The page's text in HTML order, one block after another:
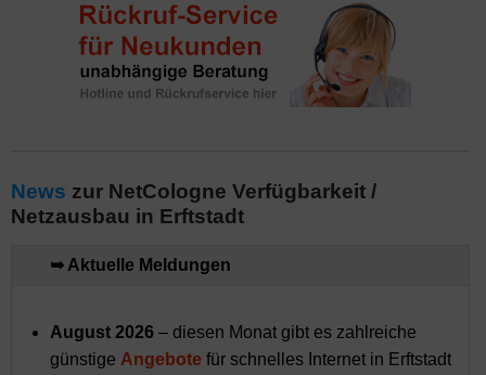
News zur NetCologne Verfügbarkeit /
Netzausbau in Erftstadt
➥ Aktuelle Meldungen
August 2026 – diesen Monat gibt es zahlreiche
günstige Angebote für schnelles Internet in Erftstadt